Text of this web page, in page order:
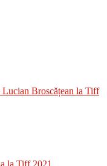
Broscățean la Tiff